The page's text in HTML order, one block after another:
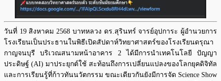
วันที่ 19 สิงหาคม 2568 บาทหลวง ดร.สุรินทร์ จารย์อุปการะ ผู้อำนวยการ
โรงเรียนเป็นประธานในพิธีเปิดสัปดาห์วิทยาศาสตร์ของโรงเรียนดรุณา
กาญจนบุรี บริเวณสนามหน้าอาคาร 2 ได้มีการนำเทคโนโลยี ปัญญา
ประดิษฐ์ (AI) มาประยุกต์ใช้ สะท้อนถึงการเปลี่ยนแปลงของโลกยุคดิจิทัล
และการเรียนรู้ที่ก้าวทันนวัตกรรม ขณะเดียวกันยังมีการจัด Science Show